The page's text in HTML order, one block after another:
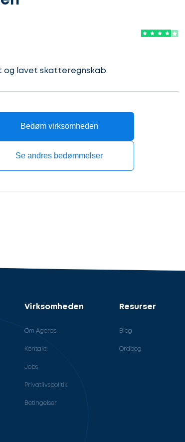
og lavet skatteregnskab
Bedøm virksomheden
Se andres bedømmelser
Virksomheden
Om Ageras
Kontakt
Jobs
Privatlivspolitik
Betingelser
Resurser
Blog
Ordbog